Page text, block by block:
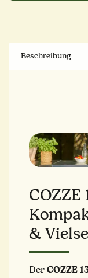
Beschreibung
COZZE
&
Der COZZE